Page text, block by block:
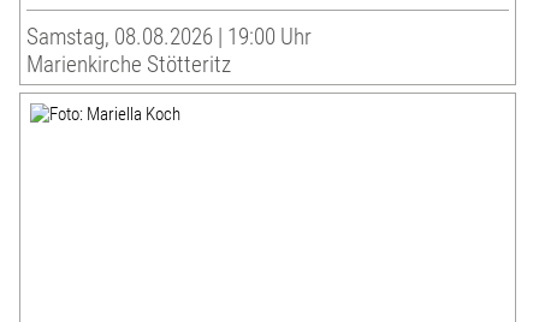
Samstag, 08.08.2026 | 19:00 Uhr
Marienkirche Stötteritz